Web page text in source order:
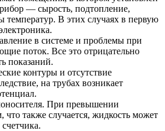
— сырость, подтопление,
температур. В этих случаях в первую
в системе и проблемы при
поток. Все это отрицательно
показаний.
контуры и отсутствие
на трубах возникает
При превышении
также случается, жидкость может